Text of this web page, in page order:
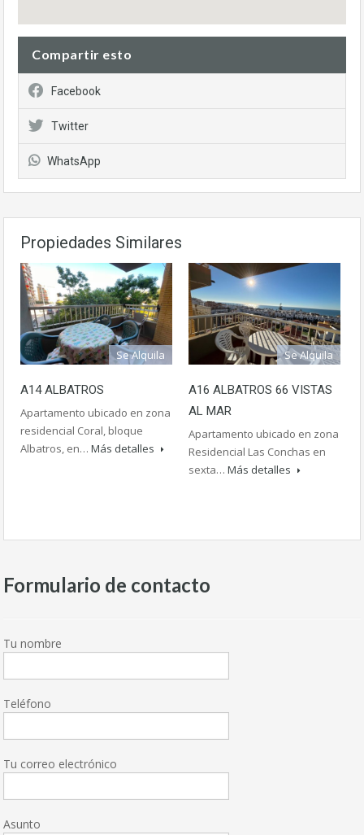
Compartir esto
Facebook
Twitter
WhatsApp
Propiedades Similares
Se Alquila
A14 ALBATROS
Apartamento ubicado en zona
residencial Coral, bloque
Albatros, en… Más detalles
Se Alquila
A16 ALBATROS 66 VISTAS
AL MAR
Apartamento ubicado en zona
Residencial Las Conchas en
sexta… Más detalles
Formulario de contacto
Tu nombre
Teléfono
Tu correo electrónico
Asunto